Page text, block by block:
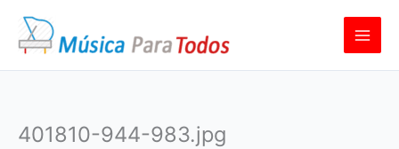
contenido
401810-944-983.jpg